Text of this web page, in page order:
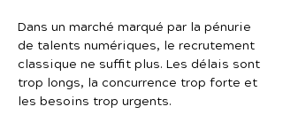
Dans un marché marqué par la pénurie
de talents numériques, le recrutement
classique ne suffit plus. Les délais sont
trop longs, la concurrence trop forte et
les besoins trop urgents.